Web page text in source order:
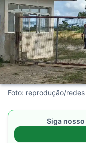
Foto: reprodução/redes
Siga